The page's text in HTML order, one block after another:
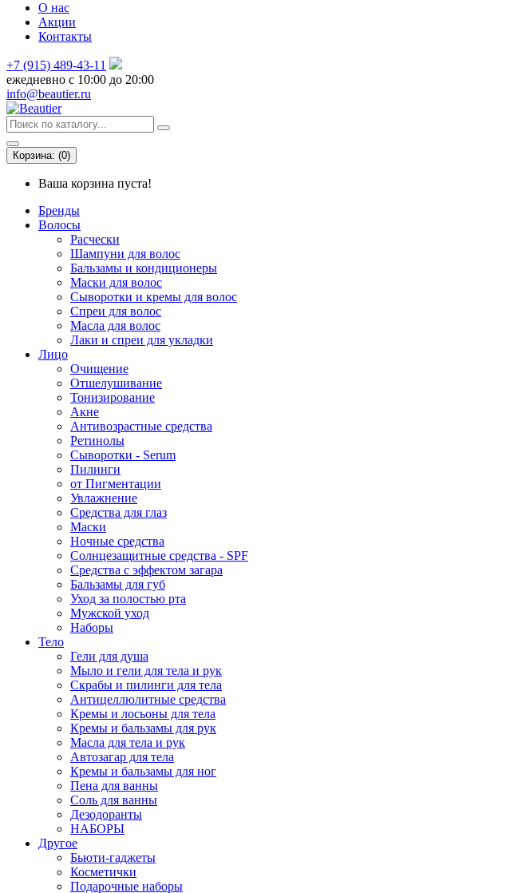
О нас
Акции
Контакты
+7 (915) 489-43-11
ежедневно с 10:00 до 20:00
info@beautier.ru
Корзина: (0)
Ваша корзина пуста!
Бренды
Волосы
Расчески
Шампуни для волос
Бальзамы и кондиционеры
Маски для волос
Сыворотки и кремы для волос
Спреи для волос
Масла для волос
Лаки и спреи для укладки
Лицо
Очищение
Отшелушивание
Тонизирование
Акне
Антивозрастные средства
Ретинолы
Сыворотки - Serum
Пилинги
от Пигментации
Увлажнение
Средства для глаз
Маски
Ночные средства
Солнцезащитные средства - SPF
Средства c эффектом загара
Бальзамы для губ
Уход за полостью рта
Мужской уход
Наборы
Тело
Гели для душа
Мыло и гели для тела и рук
Скрабы и пилинги для тела
Антицеллюлитные средства
Кремы и лосьоны для тела
Кремы и бальзамы для рук
Масла для тела и рук
Автозагар для тела
Кремы и бальзамы для ног
Пена для ванны
Соль для ванны
Дезодоранты
НАБОРЫ
Другое
Бьюти-гаджеты
Косметички
Подарочные наборы